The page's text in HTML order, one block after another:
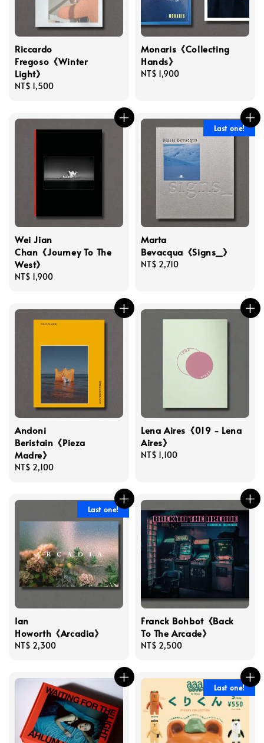
Riccardo
Fregoso《Winter
Light》
Regular
NT$ 1,500
Monaris《Collecting
Hands》
Regular
NT$ 1,900
Wei Jian
Chan《Journey To The
West》
Regular
NT$ 1,900
Last one!
Marta
Bevacqua《Signs_》
Regular
NT$ 2,710
Andoni
Beristain《Pieza
Madre》
Regular
NT$ 2,100
Lena Aires《019 - Lena
Aires》
Regular
NT$ 1,100
Last one!
Ian
Howorth《Arcadia》
Regular
NT$ 2,300
Franck Bohbot《Back
To The Arcade》
Regular
NT$ 2,500
Last one!